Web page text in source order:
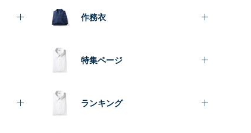
作務衣
特集ページ
ランキング